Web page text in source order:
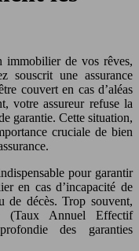
immobilier de vos rêves,
souscrit une assurance
couvert en cas d’aléas
votre assureur refuse la
garantie. Cette situation,
cruciale de bien
pour garantir
en cas d’incapacité de
de décès. Trop souvent,
(Taux Annuel Effectif
des garanties